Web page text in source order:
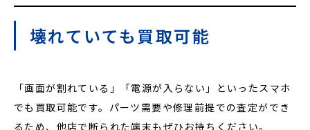
壊れていても買取可能
「画面が割れている」「電源が入らない」といったスマホ
でも買取可能です。パーツ需要や修理前提での査定ができ
るため、他店で断られた端末もぜひお持ちください。